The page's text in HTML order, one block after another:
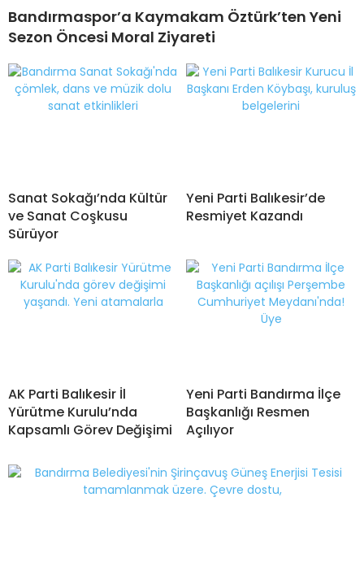
Bandırmaspor’a Kaymakam Öztürk’ten Yeni
Sezon Öncesi Moral Ziyareti
Sanat Sokağı’nda Kültür
ve Sanat Coşkusu
Sürüyor
Yeni Parti Balıkesir’de
Resmiyet Kazandı
AK Parti Balıkesir İl
Yürütme Kurulu’nda
Kapsamlı Görev Değişimi
Yeni Parti Bandırma İlçe
Başkanlığı Resmen
Açılıyor